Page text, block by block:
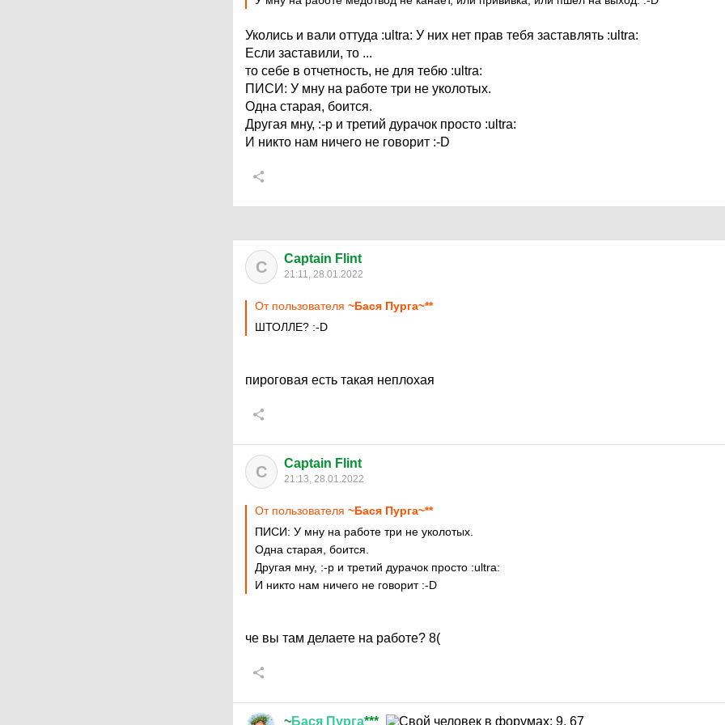
Уколись и вали оттуда :ultra: У них нет прав тебя заставлять :ultra:
Если заставили, то ...
то себе в отчетность, не для тебю :ultra:
ПИСИ: У мну на работе три не уколотых.
Одна старая, боится.
Другая мну, :-p и третий дурачок просто :ultra:
И никто нам ничего не говорит :-D
C Captain Flint
21:11, 28.01.2022
От пользователя ~Бася Пурга~**
ШТОЛЛЕ? :-D
пироговая есть такая неплохая
C Captain Flint
21:13, 28.01.2022
От пользователя ~Бася Пурга~**
ПИСИ: У мну на работе три не уколотых.
Одна старая, боится.
Другая мну, :-p и третий дурачок просто :ultra:
И никто нам ничего не говорит :-D
че вы там делаете на работе? 8(
~Бася Пурга***